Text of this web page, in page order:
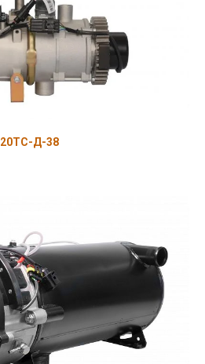
20ТС-Д-38